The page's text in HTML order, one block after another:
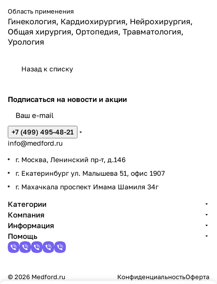
Область применения
Гинекология, Кардиохирургия, Нейрохирургия,
Общая хирургия, Ортопедия, Травматология,
Урология
Назад к списку
Подписаться на новости и акции
+7 (499) 495-48-21
info@medford.ru
г. Москва, Ленинский пр-т, д.146
г. Екатеринбург ул. Малышева 51, офис 1907
г. Махачкала проспект Имама Шамиля 34г
Категории
Компания
Информация
Помощь
© 2026 Medford.ru КонфиденциальностьОферта